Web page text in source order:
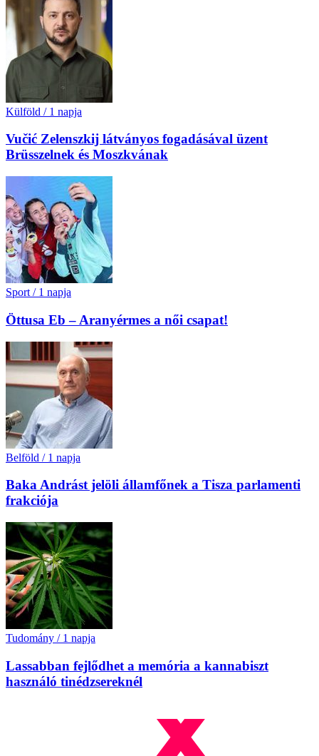
Külföld / 1 napja
Vučić Zelenszkij látványos fogadásával üzent
Brüsszelnek és Moszkvának
Sport / 1 napja
Öttusa Eb – Aranyérmes a női csapat!
Belföld / 1 napja
Baka Andrást jelöli államfőnek a Tisza parlamenti
frakciója
Tudomány / 1 napja
Lassabban fejlődhet a memória a kannabiszt
használó tinédzsereknél